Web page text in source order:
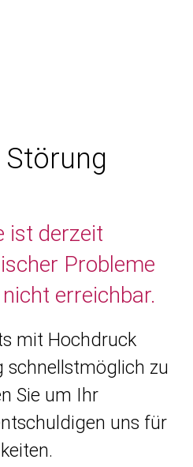
ist derzeit
Probleme
erreichbar.
mit Hochdruck
schnellstmöglich zu
Sie um Ihr
uns für